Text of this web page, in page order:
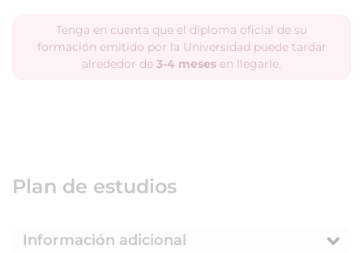
Tenga en cuenta que el diploma oficial de su
formación emitido por la Universidad puede tardar
alrededor de 3-4 meses en llegarle.
Plan de estudios
Información adicional